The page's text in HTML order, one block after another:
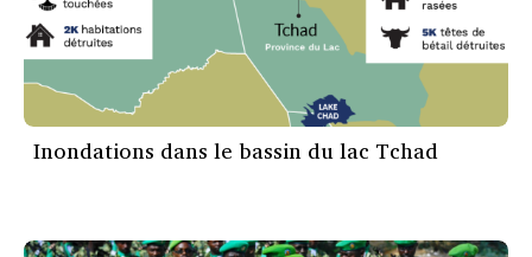
Inondations dans le bassin du lac Tchad